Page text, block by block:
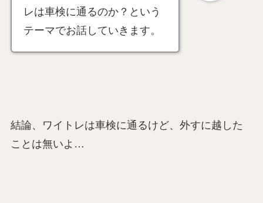
レは車検に通るのか？という
テーマでお話していきます。
結論、ワイトレは車検に通るけど、外すに越した
ことは無いよ…